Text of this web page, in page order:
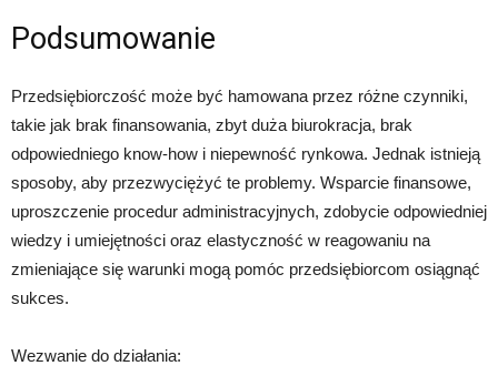
Podsumowanie
Przedsiębiorczość może być hamowana przez różne czynniki,
takie jak brak finansowania, zbyt duża biurokracja, brak
odpowiedniego know-how i niepewność rynkowa. Jednak istnieją
sposoby, aby przezwyciężyć te problemy. Wsparcie finansowe,
uproszczenie procedur administracyjnych, zdobycie odpowiedniej
wiedzy i umiejętności oraz elastyczność w reagowaniu na
zmieniające się warunki mogą pomóc przedsiębiorcom osiągnąć
sukces.
Wezwanie do działania: